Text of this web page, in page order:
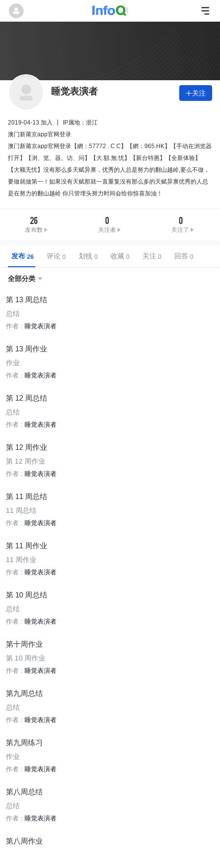
睡觉表演者 关注
2019-04-13 加入
IP属地：浙江
澳门新莆京app官网登录
澳门新莆京app官网登录【網：57772 . C C】【網：965.HK】【手动在浏览器
打开】【浏、览、器、访、问】【大.額.無.忧】【新台特惠】【全新体验】
【大额无忧】没有那么多天赋异禀，优秀的人总是努力的翻山越岭,要么不做，
要做就做第一！如果没有天赋那就一直重复没有那么多的天赋异禀优秀的人总
是在努力的翻山越岭 你只管埋头努力时间会给你惊喜加油！
26
发布数
0
关注者
0
关注了
发布 评论 划线 收藏 关注 回答
全部分类 
第 13 周总结
总结
作者 : 睡觉表演者
第 13 周作业
作业
作者 : 睡觉表演者
第 12 周总结
总结
作者 : 睡觉表演者
第 12 周作业
第 12 周作业
作者 : 睡觉表演者
第 11 周总结
11 周总结
作者 : 睡觉表演者
第 11 周作业
11 周作业
作者 : 睡觉表演者
第 10 周总结
总结
作者 : 睡觉表演者
第十周作业
第 10 周作业
作者 : 睡觉表演者
第九周总结
总结
作者 : 睡觉表演者
第九周练习
作业
作者 : 睡觉表演者
第八周总结
总结
作者 : 睡觉表演者
第八周作业